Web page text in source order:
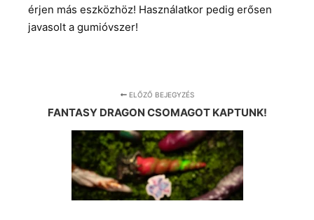
érjen más eszközhöz! Használatkor pedig erősen
javasolt a gumióvszer!
ELŐZŐ BEJEGYZÉS
FANTASY DRAGON CSOMAGOT KAPTUNK!